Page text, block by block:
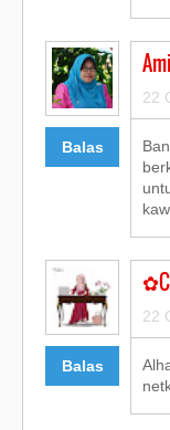
Balas
22
Balas
22